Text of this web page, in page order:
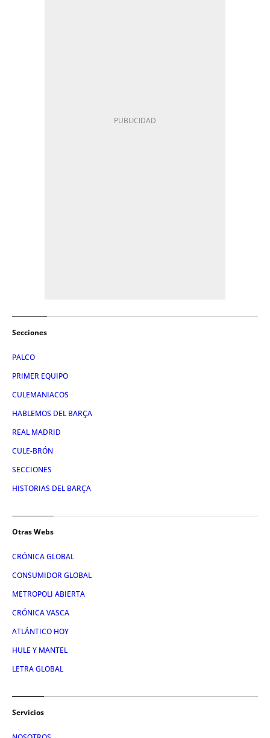
Secciones
PALCO
PRIMER EQUIPO
CULEMANIACOS
HABLEMOS DEL BARÇA
REAL MADRID
CULE-BRÓN
SECCIONES
HISTORIAS DEL BARÇA
Otras Webs
CRÓNICA GLOBAL
CONSUMIDOR GLOBAL
METROPOLI ABIERTA
CRÓNICA VASCA
ATLÁNTICO HOY
HULE Y MANTEL
LETRA GLOBAL
Servicios